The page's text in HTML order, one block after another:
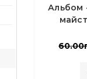
Альбом